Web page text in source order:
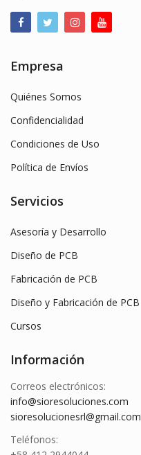
Empresa
Quiénes Somos
Confidencialidad
Condiciones de Uso
Política de Envíos
Servicios
Asesoría y Desarrollo
Diseño de PCB
Fabricación de PCB
Diseño y Fabricación de PCB
Cursos
Información
Correos electrónicos:
info@sioresoluciones.com
sioresolucionesrl@gmail.com
Teléfonos: